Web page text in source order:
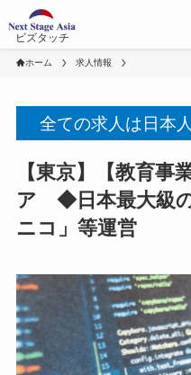
ビズタッチ
ホーム 求人情報
全ての求人は日本
【東京】【教育事
ア ◆日本最大級
ニコ」等運営